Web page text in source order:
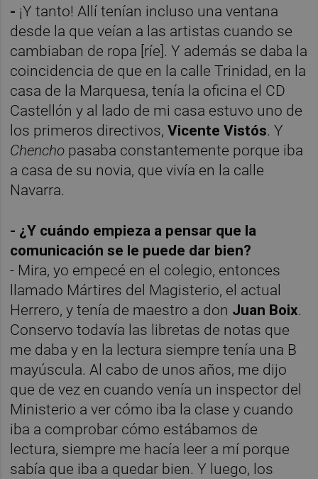
- ¡Y tanto! Allí tenían incluso una ventana
desde la que veían a las artistas cuando se
cambiaban de ropa [ríe]. Y además se daba la
coincidencia de que en la calle Trinidad, en la
casa de la Marquesa, tenía la oficina el CD
Castellón y al lado de mi casa estuvo uno de
los primeros directivos,Vicente Vistós. Y
Chencho pasaba constantemente porque iba
a casa de su novia, que vivía en la calle
Navarra.
- ¿Y cuándo empieza a pensar que la
comunicación se le puede dar bien?
- Mira, yo empecé en el colegio, entonces
llamado Mártires del Magisterio, el actual
Herrero, y tenía de maestro a don Juan Boix.
Conservo todavía las libretas de notas que
me daba y en la lectura siempre tenía una B
mayúscula. Al cabo de unos años, me dijo
que de vez en cuando venía un inspector del
Ministerio a ver cómo iba la clase y cuando
iba a comprobar cómo estábamos de
lectura, siempre me hacía leer a mí porque
sabía que iba a quedar bien. Y luego, los